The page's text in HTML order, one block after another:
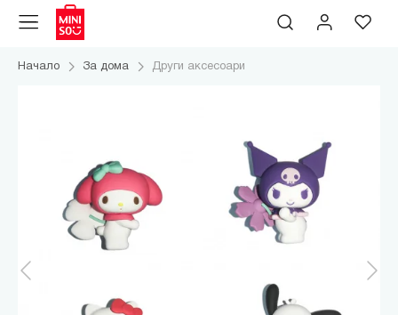
Начало За дома Други аксесоари